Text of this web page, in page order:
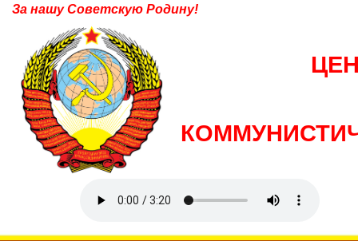
За нашу Советскую Родину!